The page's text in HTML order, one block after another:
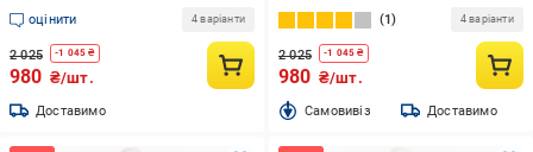
оцінити 4 варіанти
2 025 -1 045 ₴
980 ₴/шт.
Доставимо
1 4 варіанти
2 025 -1 045 ₴
980 ₴/шт.
Cамовивіз Доставимо